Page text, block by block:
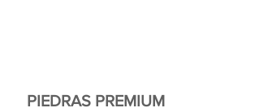
PIEDRAS PREMIUM